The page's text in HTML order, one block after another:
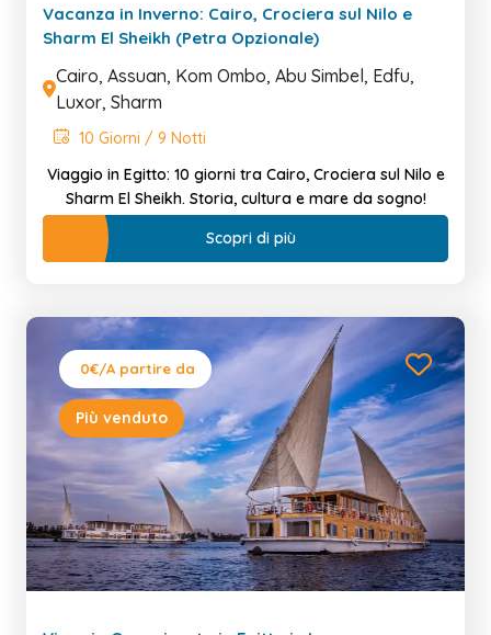
Vacanza in Inverno: Cairo, Crociera sul Nilo e
Sharm El Sheikh (Petra Opzionale)
Cairo, Assuan, Kom Ombo, Abu Simbel, Edfu,
Luxor, Sharm
10 Giorni / 9 Notti
Viaggio in Egitto: 10 giorni tra Cairo, Crociera sul Nilo e
Sharm El Sheikh. Storia, cultura e mare da sogno!
Scopri di più
0€/A partire da
Più venduto